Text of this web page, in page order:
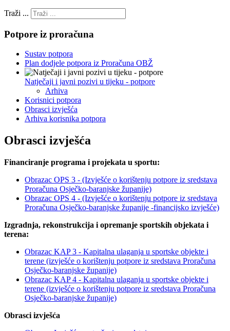
Traži ...
Potpore iz proračuna
Sustav potpora
Plan dodjele potpora iz Proračuna OBŽ
Natječaji i javni pozivi u tijeku - potpore
Arhiva
Korisnici potpora
Obrasci izvješća
Arhiva korisnika potpora
Obrasci izvješća
Financiranje programa i projekata u sportu:
Obrazac OPS 3 - (Izvješće o korištenju potpore iz sredstava
Proračuna Osječko-baranjske županije)
Obrazac OPS 4 - (Izvješće o korištenju potpore iz sredstava
Proračuna Osječko-baranjske županije -financijsko izvješće)
Izgradnja, rekonstrukcija i opremanje sportskih objekata i
terena:
Obrazac KAP 3 - Kapitalna ulaganja u sportske objekte i
terene (izvješće o korištenju potpore iz sredstava Proračuna
Osječko-baranjske županije)
Obrazac KAP 4 - Kapitalna ulaganja u sportske objekte i
terene (izvješće o korištenju potpore iz sredstava Proračuna
Osječko-baranjske županije)
Obrasci izvješća